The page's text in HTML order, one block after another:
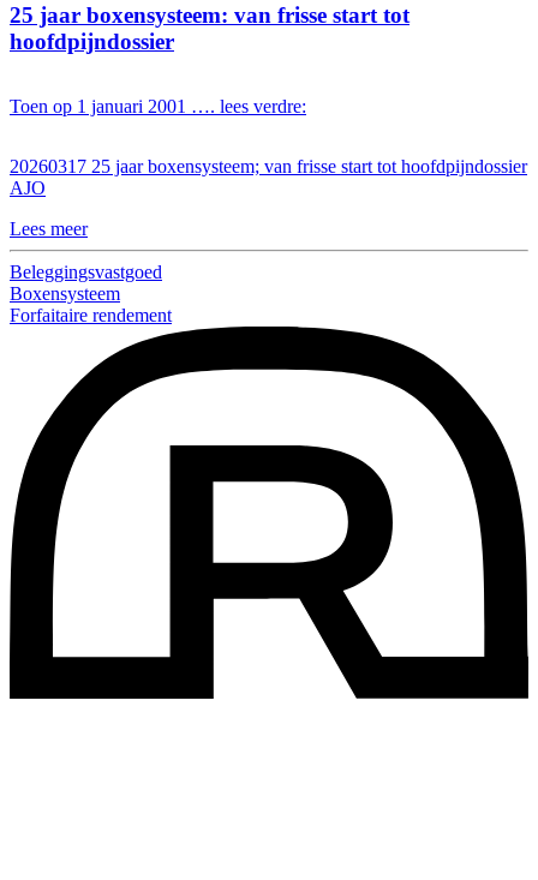
25 jaar boxensysteem: van frisse start tot
hoofdpijndossier
Toen op 1 januari 2001 …. lees verdre:
20260317 25 jaar boxensysteem; van frisse start tot hoofdpijndossier
AJO
Lees meer
Beleggingsvastgoed
Boxensysteem
Forfaitaire rendement